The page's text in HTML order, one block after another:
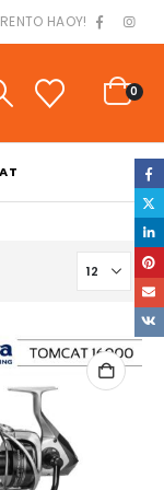
HAOY!
0